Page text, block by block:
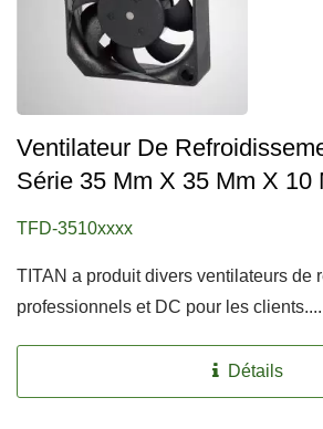
Ventilateur De
Série 35 Mm X 35 Mm X 10
TFD-3510xxxx
TITAN a produit divers ventilateurs de
professionnels et DC pour les clients....
Détails